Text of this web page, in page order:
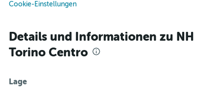
Cookie-Einstellungen
Details und Informationen zu NH
Torino Centro
Lage